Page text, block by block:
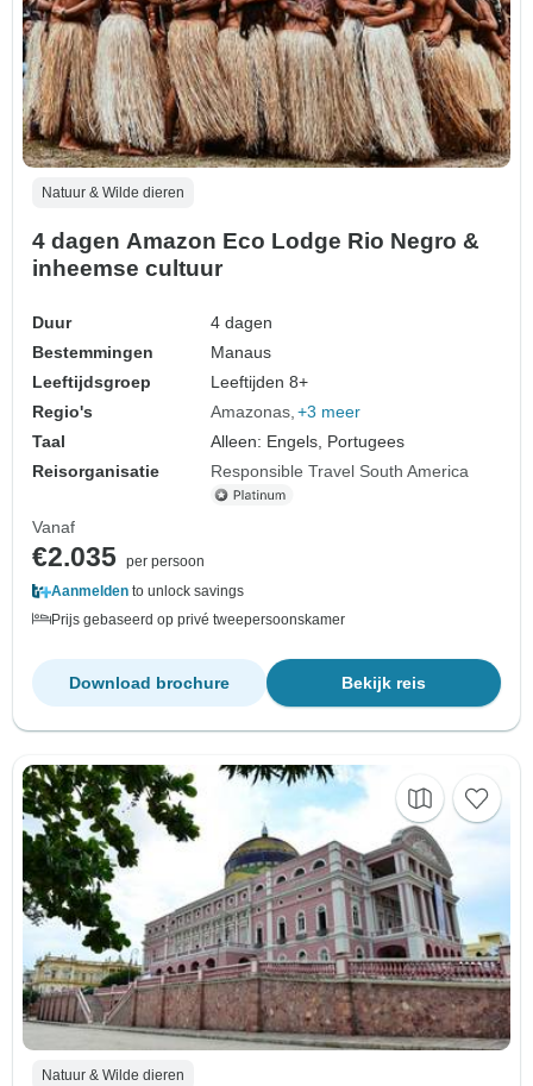
Natuur & Wilde dieren
4 dagen Amazon Eco Lodge Rio Negro &
inheemse cultuur
Duur
4 dagen
Bestemmingen
Manaus
Leeftijdsgroep
Leeftijden 8+
Regio's
Amazonas +3 meer
Taal
Alleen: Engels, Portugees
Reisorganisatie
Responsible Travel South America
Vanaf
€2.035 per persoon
Aanmelden to unlock savings
Prijs gebaseerd op privé tweepersoonskamer
Bekijk reis
Download brochure
Natuur & Wilde dieren